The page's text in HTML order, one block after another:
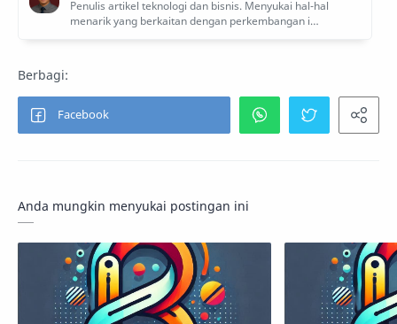
Anda mungkin menyukai postingan ini